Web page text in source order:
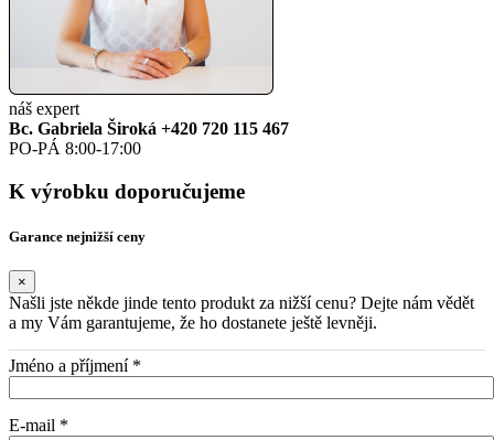
náš expert
Bc. Gabriela Široká +420 720 115 467
PO-PÁ 8:00-17:00
K výrobku doporučujeme
Garance nejnižší ceny
×
Našli jste někde jinde tento produkt za nižší cenu? Dejte nám vědět
a my Vám garantujeme, že ho dostanete ještě levněji.
Jméno a příjmení *
E-mail *